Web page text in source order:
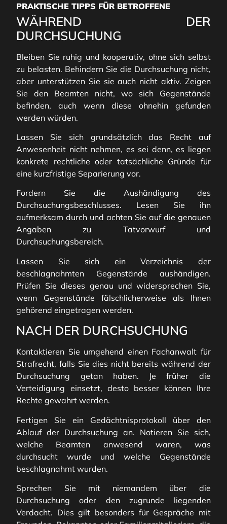
PRAKTISCHE TIPPS FÜR BETROFFENE
WÄHREND DER
DURCHSUCHUNG
Bleiben Sie ruhig und kooperativ, ohne sich selbst
zu belasten. Behindern Sie die Durchsuchung nicht,
aber unterstützen Sie sie auch nicht aktiv. Zeigen
Sie den Beamten nicht, wo sich Gegenstände
befinden, auch wenn diese ohnehin gefunden
werden würden.
Lassen Sie sich grundsätzlich das Recht auf
Anwesenheit nicht nehmen, es sei denn, es liegen
konkrete rechtliche oder tatsächliche Gründe für
eine kurzfristige Separierung vor.
Fordern Sie die Aushändigung des
Durchsuchungsbeschlusses. Lesen Sie ihn
aufmerksam durch und achten Sie auf die genauen
Angaben zu Tatvorwurf und
Durchsuchungsbereich.
Lassen Sie sich ein Verzeichnis der
beschlagnahmten Gegenstände aushändigen.
Prüfen Sie dieses genau und widersprechen Sie,
wenn Gegenstände fälschlicherweise als Ihnen
gehörend eingetragen werden.
NACH DER DURCHSUCHUNG
Kontaktieren Sie umgehend einen Fachanwalt für
Strafrecht, falls Sie dies nicht bereits während der
Durchsuchung getan haben. Je früher die
Verteidigung einsetzt, desto besser können Ihre
Rechte gewahrt werden.
Fertigen Sie ein Gedächtnisprotokoll über den
Ablauf der Durchsuchung an. Notieren Sie sich,
welche Beamten anwesend waren, was
durchsucht wurde und welche Gegenstände
beschlagnahmt wurden.
Sprechen Sie mit niemandem über die
Durchsuchung oder den zugrunde liegenden
Verdacht. Dies gilt besonders für Gespräche mit